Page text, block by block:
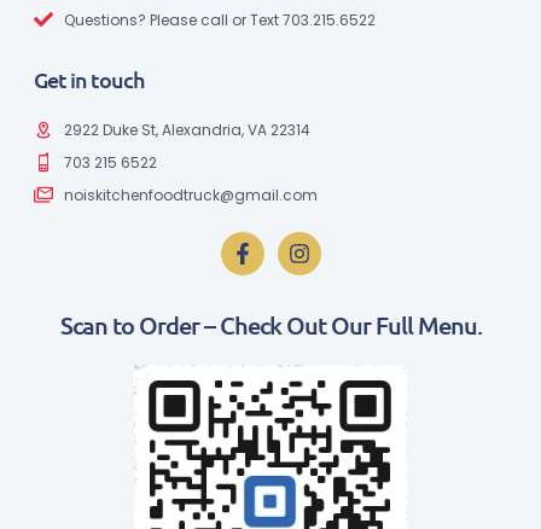
Questions? Please call or Text 703.215.6522
Get in touch
2922 Duke St, Alexandria, VA 22314
703 215 6522
noiskitchenfoodtruck@gmail.com
Scan to Order – Check Out Our Full Menu.